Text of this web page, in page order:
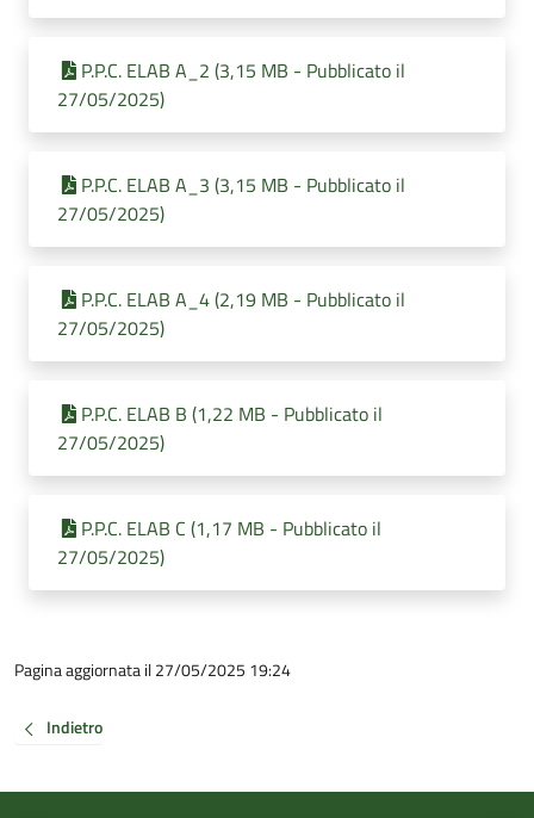
P.P.C. ELAB A_2 (3,15 MB - Pubblicato il
27/05/2025)
P.P.C. ELAB A_3 (3,15 MB - Pubblicato il
27/05/2025)
P.P.C. ELAB A_4 (2,19 MB - Pubblicato il
27/05/2025)
P.P.C. ELAB B (1,22 MB - Pubblicato il
27/05/2025)
P.P.C. ELAB C (1,17 MB - Pubblicato il
27/05/2025)
Pagina aggiornata il 27/05/2025 19:24
Indietro